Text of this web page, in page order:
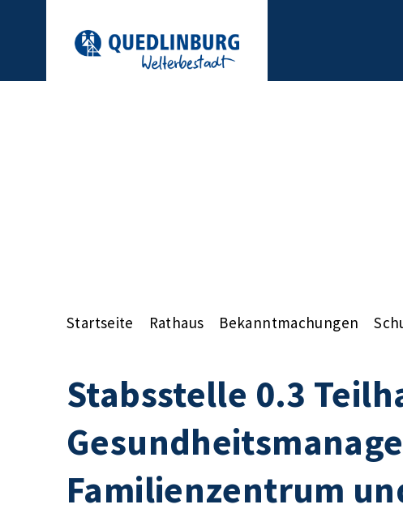
Startseite Rathaus Bekanntmachungen
Stabsstelle 0.3
Familienzentrum